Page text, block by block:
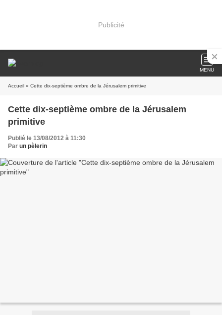
Publicité
MENU
Accueil » Cette dix-septième ombre de la Jérusalem primitive
Cette dix-septième ombre de la Jérusalem
primitive
Publié le 13/08/2012 à 11:30
Par un pèlerin